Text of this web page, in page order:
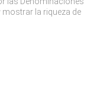
mostrar la riqueza de